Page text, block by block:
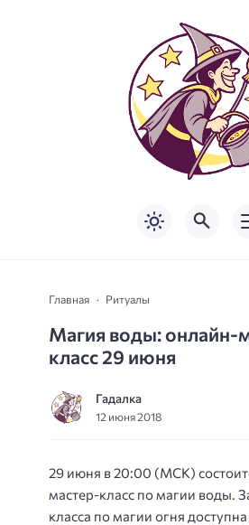
Главная Ритуалы
Магия воды: онлайн-
класс 29 июня
Гадалка
12 июня 2018
29 июня в 20:00 (МСК)
мастер-класс по магии воды.
класса по магии огня